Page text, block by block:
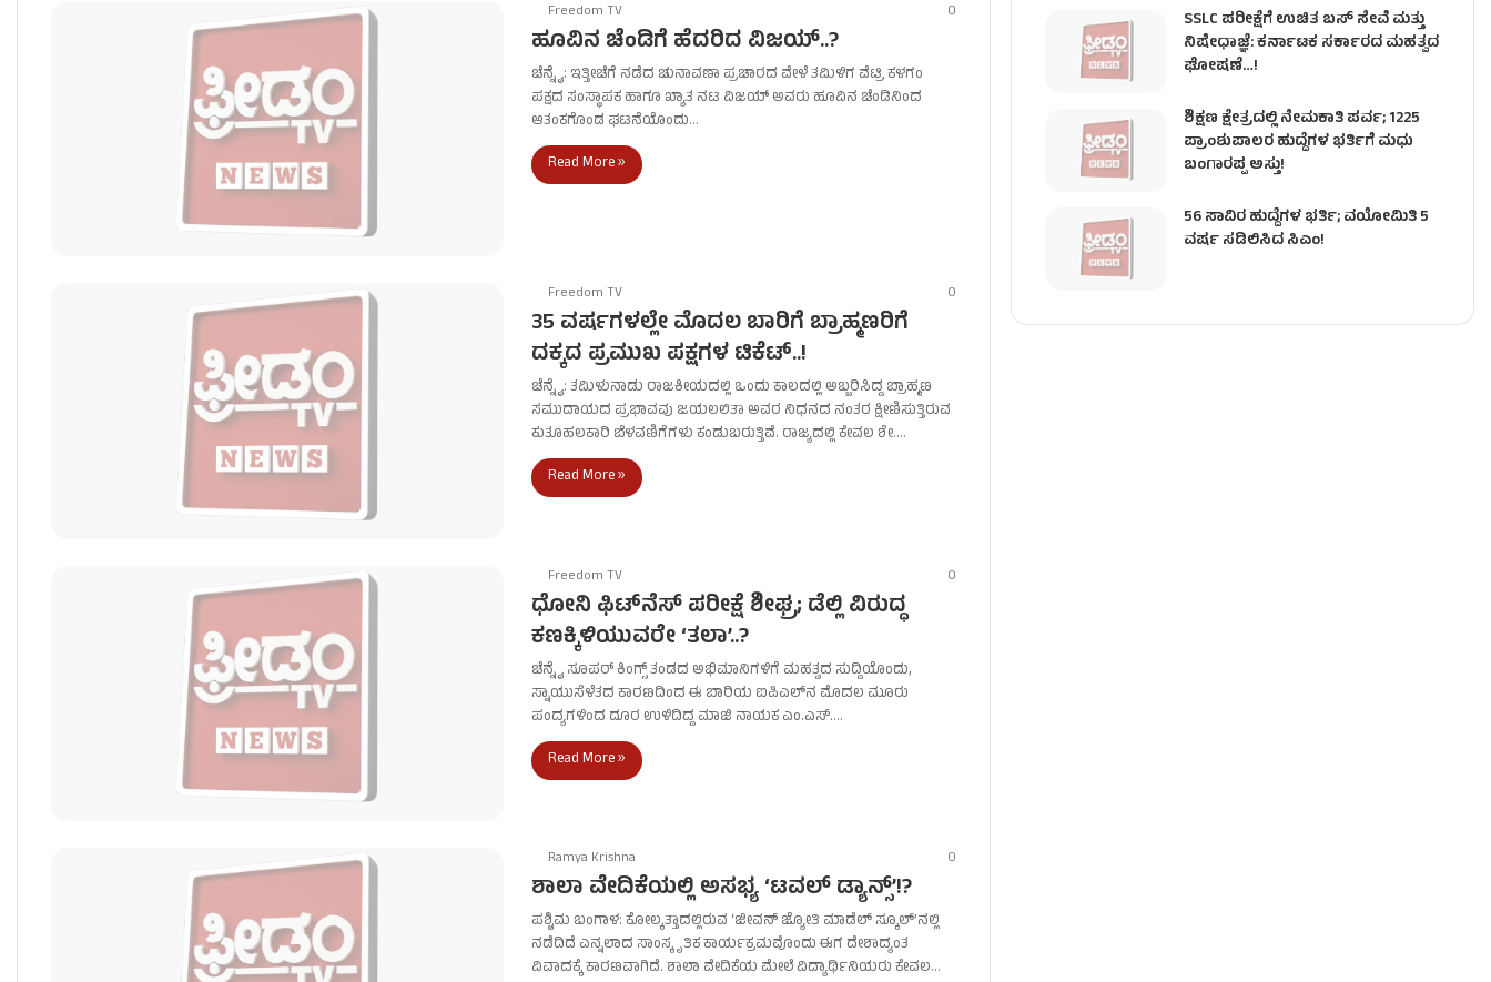
Freedom TV 0
ಹೂವಿನ ಚೆಂಡಿಗೆ ಹೆದರಿದ ವಿಜಯ್..?
ಚೆನ್ನೈ: ಇತ್ತೀಚೆಗೆ ನಡೆದ ಚುನಾವಣಾ ಪ್ರಚಾರದ ವೇಳೆ ತಮಿಳಿಗ ವೆಟ್ರಿ ಕಳಗಂ
ಪಕ್ಷದ ಸಂಸ್ಥಾಪಕ ಹಾಗೂ ಖ್ಯಾತ ನಟ ವಿಜಯ್ ಅವರು ಹೂವಿನ ಚೆಂಡಿನಿಂದ
ಆತಂಕಗೊಂಡ ಘಟನೆಯೊಂದು…
Read More »
Freedom TV 0
35 ವರ್ಷಗಳಲ್ಲೇ ಮೊದಲ ಬಾರಿಗೆ ಬ್ರಾಹ್ಮಣರಿಗೆ
ದಕ್ಕದ ಪ್ರಮುಖ ಪಕ್ಷಗಳ ಟಿಕೆಟ್..!
ಚೆನ್ನೈ: ತಮಿಳುನಾಡು ರಾಜಕೀಯದಲ್ಲಿ ಒಂದು ಕಾಲದಲ್ಲಿ ಅಬ್ಬರಿಸಿದ್ದ ಬ್ರಾಹ್ಮಣ
ಸಮುದಾಯದ ಪ್ರಭಾವವು ಜಯಲಲಿತಾ ಅವರ ನಿಧನದ ನಂತರ ಕ್ಷೀಣಿಸುತ್ತಿರುವ
ಕುತೂಹಲಕಾರಿ ಬೆಳವಣಿಗೆಗಳು ಕಂಡುಬರುತ್ತಿವೆ. ರಾಜ್ಯದಲ್ಲಿ ಕೇವಲ ಶೇ.…
Read More »
Freedom TV 0
ಧೋನಿ ಫಿಟ್‌ನೆಸ್ ಪರೀಕ್ಷೆ ಶೀಘ್ರ; ಡೆಲ್ಲಿ ವಿರುದ್ಧ
ಕಣಕ್ಕಿಳಿಯುವರೇ ‘ತಲಾ’..?
ಚೆನ್ನೈ ಸೂಪರ್ ಕಿಂಗ್ಸ್ ತಂಡದ ಅಭಿಮಾನಿಗಳಿಗೆ ಮಹತ್ವದ ಸುದ್ದಿಯೊಂದು,
ಸ್ನಾಯುಸೆಳೆತದ ಕಾರಣದಿಂದ ಈ ಬಾರಿಯ ಐಪಿಎಲ್‌ನ ಮೊದಲ ಮೂರು
ಪಂದ್ಯಗಳಿಂದ ದೂರ ಉಳಿದಿದ್ದ ಮಾಜಿ ನಾಯಕ ಎಂ.ಎಸ್.…
Read More »
Ramya Krishna 0
ಶಾಲಾ ವೇದಿಕೆಯಲ್ಲಿ ಅಸಭ್ಯ ‘ಟವಲ್ ಡ್ಯಾನ್ಸ್’!?
ಪಶ್ಚಿಮ ಬಂಗಾಳ: ಕೋಲ್ಕತ್ತಾದಲ್ಲಿರುವ ‘ಜೀವನ್ ಜ್ಯೋತಿ ಮಾಡೆಲ್ ಸ್ಕೂಲ್’ನಲ್ಲಿ
ನಡೆದಿದೆ ಎನ್ನಲಾದ ಸಾಂಸ್ಕೃತಿಕ ಕಾರ್ಯಕ್ರಮವೊಂದು ಈಗ ದೇಶಾದ್ಯಂತ
ವಿವಾದಕ್ಕೆ ಕಾರಣವಾಗಿದೆ. ಶಾಲಾ ವೇದಿಕೆಯ ಮೇಲೆ ವಿದ್ಯಾರ್ಥಿನಿಯರು ಕೇವಲ…
SSLC ಪರೀಕ್ಷೆಗೆ ಉಚಿತ ಬಸ್ ಸೇವೆ ಮತ್ತು
ನಿಷೇಧಾಜ್ಞೆ: ಕರ್ನಾಟಕ ಸರ್ಕಾರದ ಮಹತ್ವದ
ಘೋಷಣೆ…!
ಶಿಕ್ಷಣ ಕ್ಷೇತ್ರದಲ್ಲಿ ನೇಮಕಾತಿ ಪರ್ವ; 1225
ಪ್ರಾಂಶುಪಾಲರ ಹುದ್ದೆಗಳ ಭರ್ತಿಗೆ ಮಧು
ಬಂಗಾರಪ್ಪ ಅಸ್ತು!
56 ಸಾವಿರ ಹುದ್ದೆಗಳ ಭರ್ತಿ; ವಯೋಮಿತಿ 5
ವರ್ಷ ಸಡಿಲಿಸಿದ ಸಿಎಂ!